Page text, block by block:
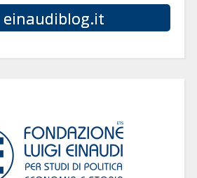
einaudiblog.it